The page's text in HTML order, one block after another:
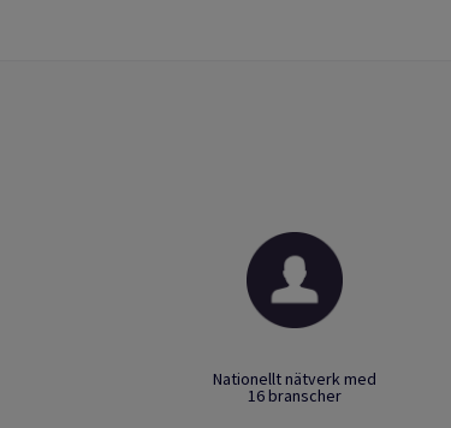
Nationellt nätverk med
16 branscher